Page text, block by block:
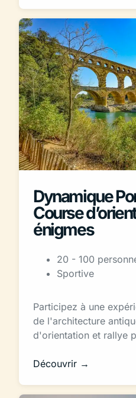
Dynamique
Course
énigmes
20 - 100
Sportive
Participez à une
de l'architecture
d'orientation et rallye
Découvrir →